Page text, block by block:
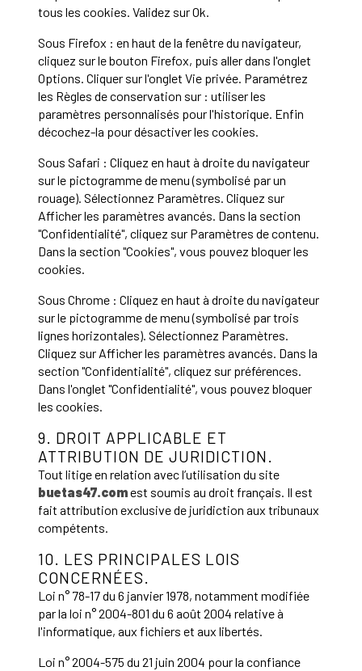
tous les cookies. Validez sur Ok.
Sous Firefox : en haut de la fenêtre du navigateur,
cliquez sur le bouton Firefox, puis aller dans l'onglet
Options. Cliquer sur l'onglet Vie privée. Paramétrez
les Règles de conservation sur : utiliser les
paramètres personnalisés pour l'historique. Enfin
décochez-la pour désactiver les cookies.
Sous Safari : Cliquez en haut à droite du navigateur
sur le pictogramme de menu (symbolisé par un
rouage). Sélectionnez Paramètres. Cliquez sur
Afficher les paramètres avancés. Dans la section
"Confidentialité", cliquez sur Paramètres de contenu.
Dans la section "Cookies", vous pouvez bloquer les
cookies.
Sous Chrome : Cliquez en haut à droite du navigateur
sur le pictogramme de menu (symbolisé par trois
lignes horizontales). Sélectionnez Paramètres.
Cliquez sur Afficher les paramètres avancés. Dans la
section "Confidentialité", cliquez sur préférences.
Dans l'onglet "Confidentialité", vous pouvez bloquer
les cookies.
9. DROIT APPLICABLE ET
ATTRIBUTION DE JURIDICTION.
Tout litige en relation avec l’utilisation du site
buetas47.comest soumis au droit français. Il est
fait attribution exclusive de juridiction aux tribunaux
compétents.
10. LES PRINCIPALES LOIS
CONCERNÉES.
Loi n° 78-17 du 6 janvier 1978, notamment modifiée
par la loi n° 2004-801 du 6 août 2004 relative à
l'informatique, aux fichiers et aux libertés.
Loi n° 2004-575 du 21 juin 2004 pour la confiance